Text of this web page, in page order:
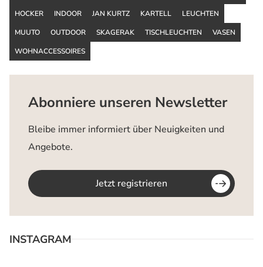
HOCKER
INDOOR JAN KURTZ KARTELL
LEUCHTEN
MUUTO
OUTDOOR SKAGERAK TISCHLEUCHTEN
VASEN
WOHNACCESSOIRES
Abonniere unseren Newsletter
Bleibe immer informiert über Neuigkeiten und
Angebote.
Jetzt registrieren
INSTAGRAM